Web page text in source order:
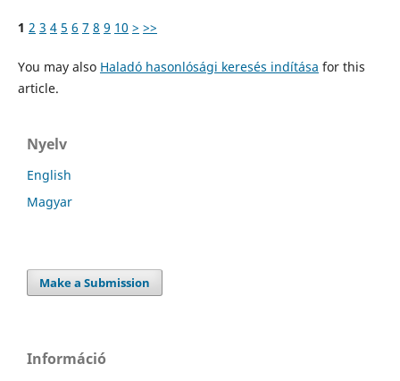
1 2 3 4 5 6 7 8 9 10 > >>
You may also Haladó hasonlósági keresés indítása for this
article.
Nyelv
English
Magyar
Make a Submission
Információ